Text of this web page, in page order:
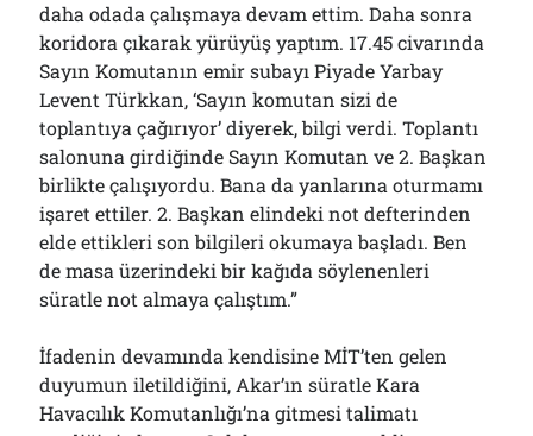
daha odada çalışmaya devam ettim. Daha sonra
koridora çıkarak yürüyüş yaptım. 17.45 civarında
Sayın Komutanın emir subayı Piyade Yarbay
Levent Türkkan, ‘Sayın komutan sizi de
toplantıya çağırıyor’ diyerek, bilgi verdi. Toplantı
salonuna girdiğinde Sayın Komutan ve 2. Başkan
birlikte çalışıyordu. Bana da yanlarına oturmamı
işaret ettiler. 2. Başkan elindeki not defterinden
elde ettikleri son bilgileri okumaya başladı. Ben
de masa üzerindeki bir kağıda söylenenleri
süratle not almaya çalıştım.”
İfadenin devamında kendisine MİT’ten gelen
duyumun iletildiğini, Akar’ın süratle Kara
Havacılık Komutanlığı’na gitmesi talimatı